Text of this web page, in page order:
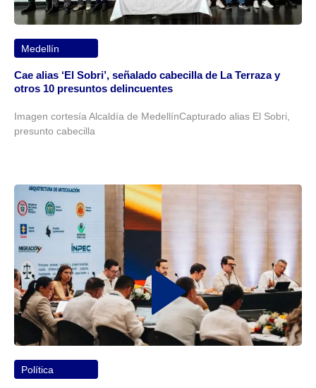
Medellín
Cae alias ‘El Sobri’, señalado cabecilla de La Terraza y
otros 10 presuntos delincuentes
Imagen cortesía Alcaldía de MedellínCapturado alias El Sobri,
presunto cabecilla
Política